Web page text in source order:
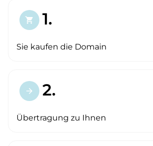
shopping_cart 1.
Sie kaufen die Domain
arrow_forward 2.
Übertragung zu Ihnen